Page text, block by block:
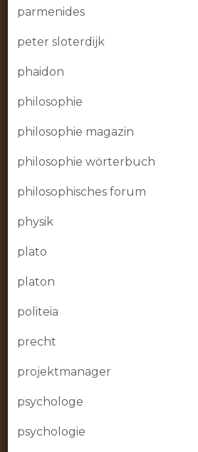
parmenides
peter sloterdijk
phaidon
philosophie
philosophie magazin
philosophie wörterbuch
philosophisches forum
physik
plato
platon
politeia
precht
projektmanager
psychologe
psychologie